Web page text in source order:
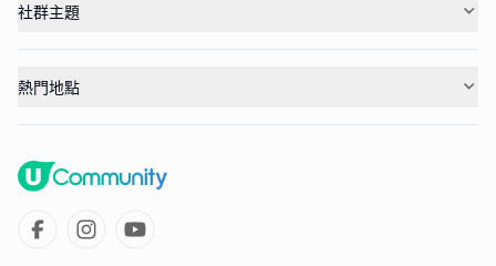
社群主題
熱門地點